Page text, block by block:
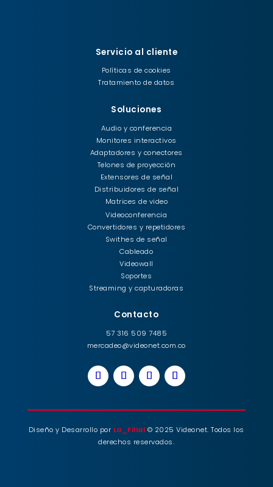
Servicio al cliente
Políticas de cookies
Tratamiento de datos
Soluciones
Audio y conferencia
Monitores interactivos
Adaptadores y conectores
Telones de proyección
Extensores de señal
Distribuidores de señal
Matrices de video
Videoconferencia
Convertidores y repetidores
Swithes de señal
Cableado
Videowall
Soportes
Streaming y capturadoras
Contacto
57 316 509 7485
mercadeo@videonet.com.co
Diseño y Desarrollo por La_Filial © 2025 Videonet. Todos los
derechos reservados.